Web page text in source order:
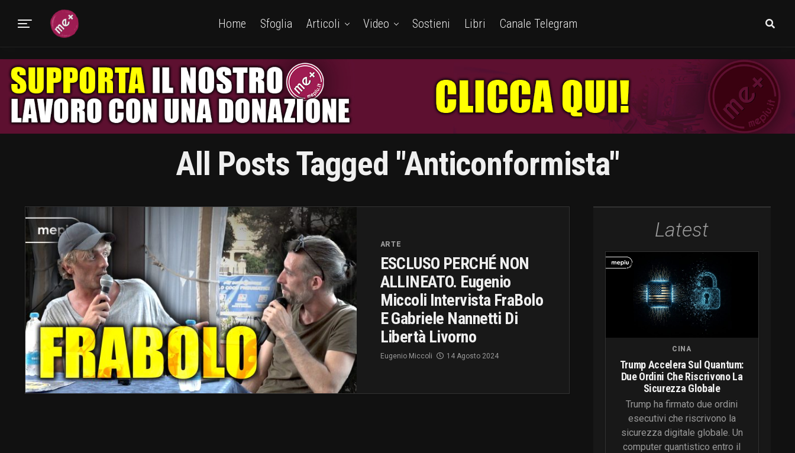
Home Sfoglia Articoli Video Sostieni Libri Canale Telegram
All Posts Tagged "anticonformista"
ARTE
ESCLUSO PERCHÉ NON
ALLINEATO. Eugenio
Miccoli Intervista FraBolo
E Gabriele Nannetti Di
Libertà Livorno
Eugenio Miccoli 14 Agosto 2024
Latest
CINA
Trump Accelera Sul Quantum:
Due Ordini Che Riscrivono La
Sicurezza Globale
Trump ha firmato due ordini
esecutivi che riscrivono la
sicurezza digitale globale. Un
computer quantistico entro il